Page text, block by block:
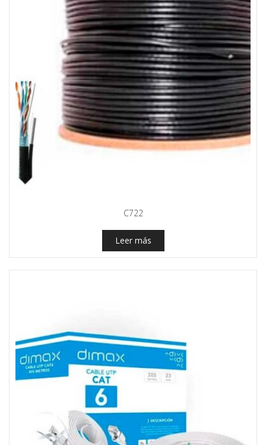
C722
Leer más